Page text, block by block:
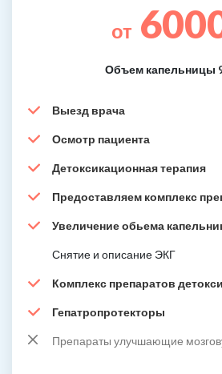
от
Объем капельницы
Выезд врача
Осмотр пациента
Детоксикационная терапия
Предоставляем комплекс
Увеличение обьема
Снятие и описание ЭКГ
Комплекс препаратов
Гепатропротекторы
Препараты улучшающие